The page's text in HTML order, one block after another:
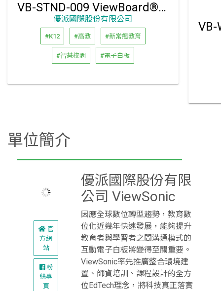
VB-STND-009 ViewBoard® 65吋~105吋專用腳架
優派國際股份有限公司
#K12 #高教 #新常態教育
#智慧校園 #電子白板
單位簡介
站
粉
絲專
頁
優派國際股份有限
公司 ViewSonic
因應全球數位轉型趨勢，教育數
位化近幾年快速發展，能夠提升
教育者與學習者之間溝通模式的
互動電子白板將變得至關重要。
ViewSonic率先推廣整合環境建
置、師資培訓、課程設計的全方
位EdTech理念，將科技真正落實